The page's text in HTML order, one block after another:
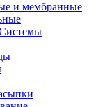
и мембранные